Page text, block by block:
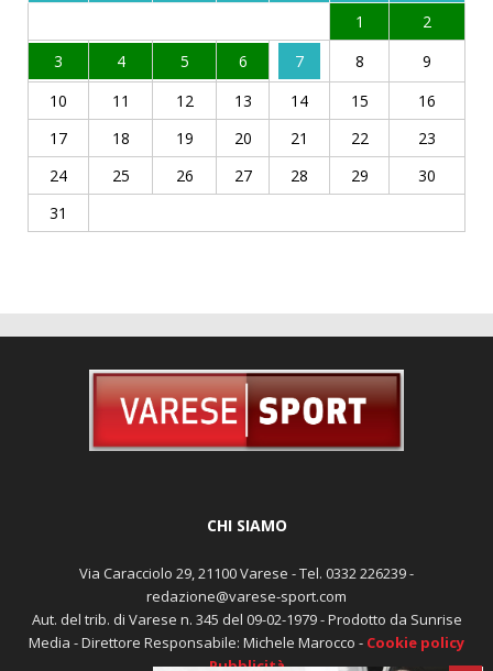
1
2
3
4 5 6 7 8
9
10
11 12 13 14 15
16
17
18 19 20 21 22
23
24
25 26 27 28 29
30
31
CHI SIAMO
Via Caracciolo 29, 21100 Varese - Tel. 0332 226239 -
redazione@varese-sport.com
Aut. del trib. di Varese n. 345 del 09-02-1979 - Prodotto da Sunrise
Media - Direttore Responsabile: Michele Marocco - Cookie policy
Pubblicità